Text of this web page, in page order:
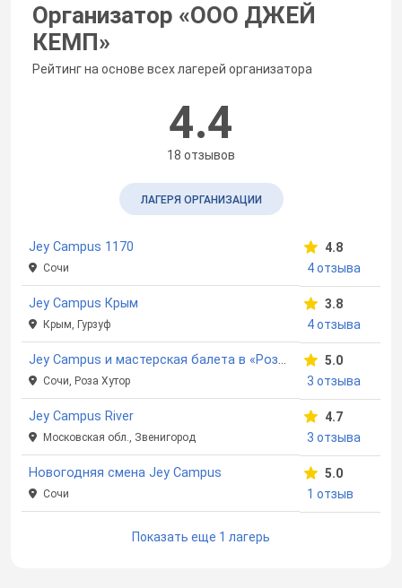
Организатор «ООО ДЖЕЙ
КЕМП»
Рейтинг на основе всех лагерей организатора
4.4
18 отзывов
ЛАГЕРЯ ОРГАНИЗАЦИИ
Jey Campus 1170
Сочи
4.8
4 отзыва
Jey Campus Крым
Крым, Гурзуф
3.8
4 отзыва
Jey Campus и мастерская балета в «Роза Хутор»
Сочи, Роза Хутор
5.0
3 отзыва
Jey Campus River
Московская обл., Звенигород
4.7
3 отзыва
Новогодняя смена Jey Campus
Сочи
5.0
1 отзыв
Показать еще 1 лагерь